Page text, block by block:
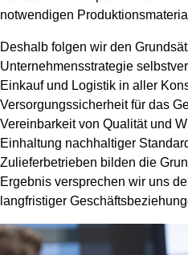
notwendigen
Deshalb folgen wir den
Unternehmensstrategie
Einkauf und Logistik in aller
Versorgungssicherheit für das
Vereinbarkeit von Qualität und
Einhaltung nachhaltiger
Zulieferbetrieben bilden die
Ergebnis versprechen wir uns
langfristiger